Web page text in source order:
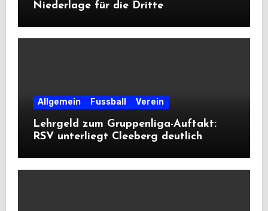
Niederlage für die Dritte
Allgemein Fussball Verein
Lehrgeld zum Gruppenliga-Auftakt:
RSV unterliegt Cleeberg deutlich